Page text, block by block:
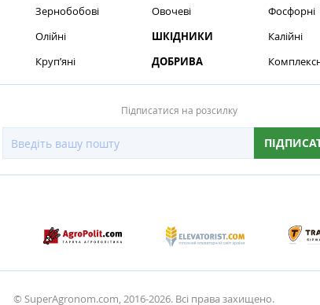
Зернобобові
Олійні
Круп’яні
Овочеві
ШКІДНИКИ
ДОБРИВА
Фосфорні
Калійні
Підписатися на розсилку
© SuperAgronom.com, 2016-2026. Всі права захищено.